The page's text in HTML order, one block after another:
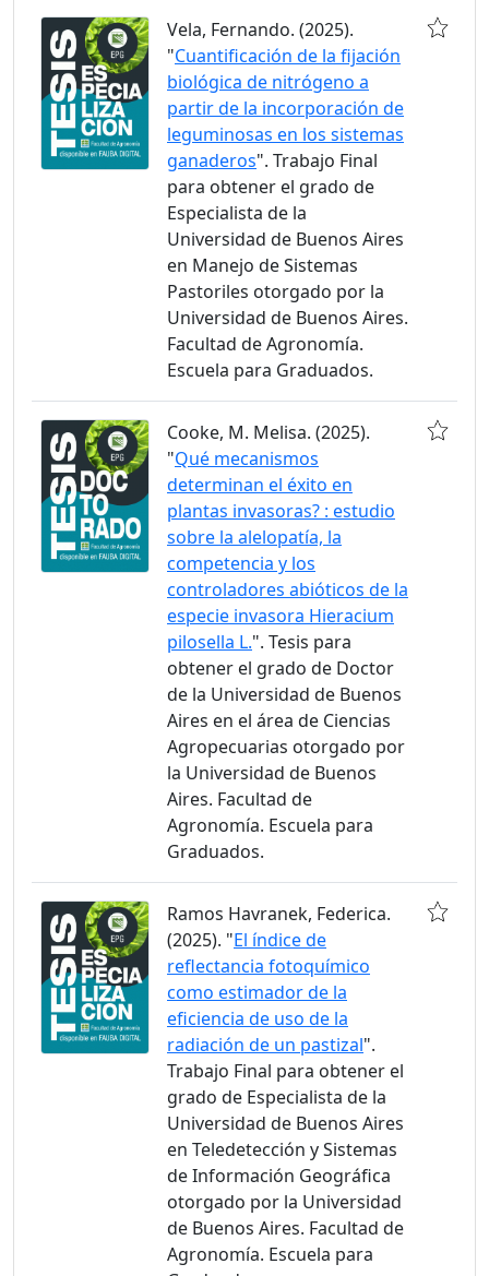
Vela, Fernando. (2025).
"Cuantificación de la fijación
biológica de nitrógeno a
partir de la incorporación de
leguminosas en los sistemas
ganaderos". Trabajo Final
para obtener el grado de
Especialista de la
Universidad de Buenos Aires
en Manejo de Sistemas
Pastoriles otorgado por la
Universidad de Buenos Aires.
Facultad de Agronomía.
Escuela para Graduados.
Cooke, M. Melisa. (2025).
"Qué mecanismos
determinan el éxito en
plantas invasoras? : estudio
sobre la alelopatía, la
competencia y los
controladores abióticos de la
especie invasora Hieracium
pilosella L.". Tesis para
obtener el grado de Doctor
de la Universidad de Buenos
Aires en el área de Ciencias
Agropecuarias otorgado por
la Universidad de Buenos
Aires. Facultad de
Agronomía. Escuela para
Graduados.
Ramos Havranek, Federica.
(2025). "El índice de
reflectancia fotoquímico
como estimador de la
eficiencia de uso de la
radiación de un pastizal".
Trabajo Final para obtener el
grado de Especialista de la
Universidad de Buenos Aires
en Teledetección y Sistemas
de Información Geográfica
otorgado por la Universidad
de Buenos Aires. Facultad de
Agronomía. Escuela para